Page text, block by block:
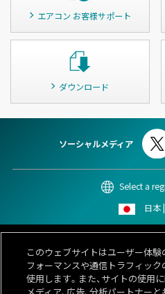
エアコン お客様サポート
ダウンロード
ソーシャルメディア
Select a
日本
情報セキュリティポリシー
カ
サイトマップ
このウェブサイトはユーザー体
フォーマンスや通信トラフィッ
使用します。また、サイトの使用